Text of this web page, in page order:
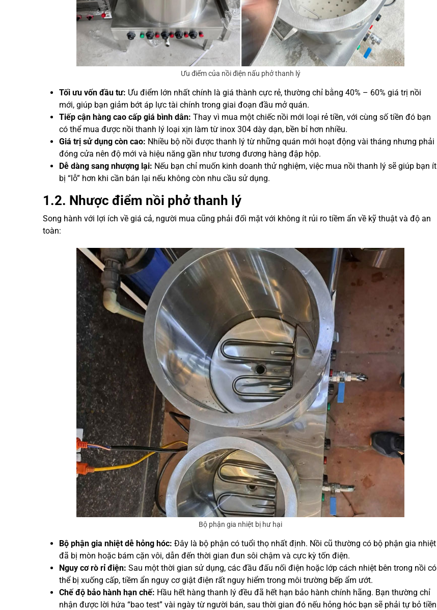
Ưu điểm của nồi điện nấu phở thanh lý
Tối ưu vốn đầu tư: Ưu điểm lớn nhất chính là giá thành cực rẻ, thường chỉ bằng 40% – 60% giá trị nồi
mới, giúp bạn giảm bớt áp lực tài chính trong giai đoạn đầu mở quán.
Tiếp cận hàng cao cấp giá bình dân: Thay vì mua một chiếc nồi mới loại rẻ tiền, với cùng số tiền đó bạn
có thể mua được nồi thanh lý loại xịn làm từ inox 304 dày dạn, bền bỉ hơn nhiều.
Giá trị sử dụng còn cao: Nhiều bộ nồi được thanh lý từ những quán mới hoạt động vài tháng nhưng phải
đóng cửa nên độ mới và hiệu năng gần như tương đương hàng đập hộp.
Dễ dàng sang nhượng lại: Nếu bạn chỉ muốn kinh doanh thử nghiệm, việc mua nồi thanh lý sẽ giúp bạn ít
bị “lỗ” hơn khi cần bán lại nếu không còn nhu cầu sử dụng.
1.2. Nhược điểm nồi phở thanh lý
Song hành với lợi ích về giá cả, người mua cũng phải đối mặt với không ít rủi ro tiềm ẩn về kỹ thuật và độ an
toàn:
Bộ phận gia nhiệt bị hư hại
Bộ phận gia nhiệt dễ hỏng hóc: Đây là bộ phận có tuổi thọ nhất định. Nồi cũ thường có bộ phận gia nhiệt
đã bị mòn hoặc bám cặn vôi, dẫn đến thời gian đun sôi chậm và cực kỳ tốn điện.
Nguy cơ rò rỉ điện: Sau một thời gian sử dụng, các đầu đấu nối điện hoặc lớp cách nhiệt bên trong nồi có
thể bị xuống cấp, tiềm ẩn nguy cơ giật điện rất nguy hiểm trong môi trường bếp ẩm ướt.
Chế độ bảo hành hạn chế: Hầu hết hàng thanh lý đều đã hết hạn bảo hành chính hãng. Bạn thường chỉ
nhận được lời hứa “bao test” vài ngày từ người bán, sau thời gian đó nếu hỏng hóc bạn sẽ phải tự bỏ tiền